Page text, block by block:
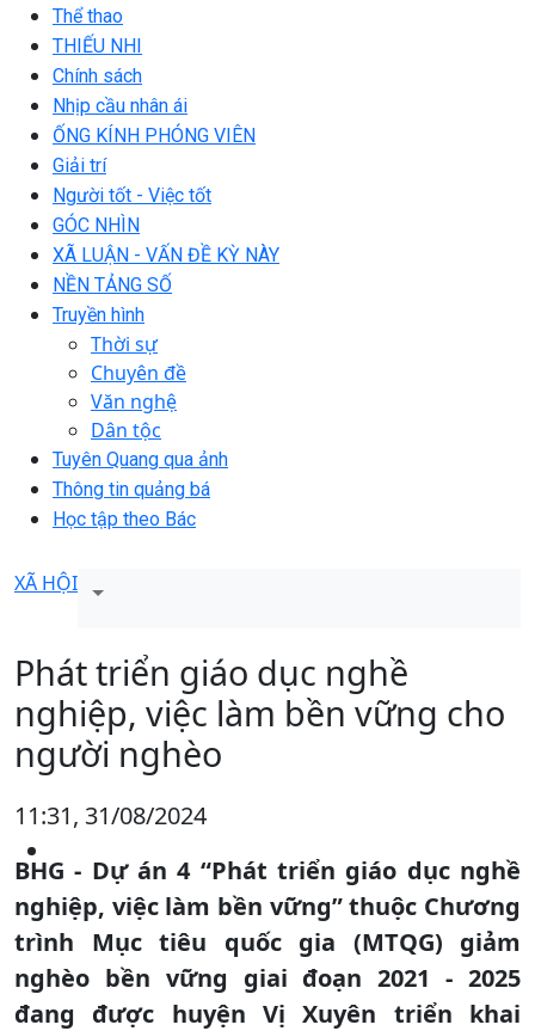
Thể thao
THIẾU NHI
Chính sách
Nhịp cầu nhân ái
ỐNG KÍNH PHÓNG VIÊN
Giải trí
Người tốt - Việc tốt
GÓC NHÌN
XÃ LUẬN - VẤN ĐỀ KỲ NÀY
NỀN TẢNG SỐ
Truyền hình
Thời sự
Chuyên đề
Văn nghệ
Dân tộc
Tuyên Quang qua ảnh
Thông tin quảng bá
Học tập theo Bác
XÃ HỘI
Phát triển giáo dục nghề
nghiệp, việc làm bền vững cho
người nghèo
11:31, 31/08/2024
BHG - Dự án 4 “Phát triển giáo dục nghề
nghiệp, việc làm bền vững” thuộc Chương
trình Mục tiêu quốc gia (MTQG) giảm
nghèo bền vững giai đoạn 2021 - 2025
đang được huyện Vị Xuyên triển khai